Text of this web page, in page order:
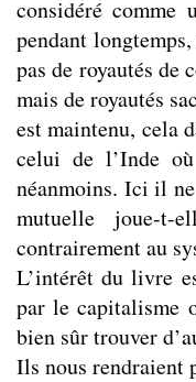
considéré
pendant
pas de royautés de
mais de royautés
est maintenu, cela
celui de l’Inde
néanmoins. Ici il
mutuelle joue-
contrairement au
L’intérêt du livre
par le capitalisme
bien sûr trouver
Ils nous rendraient